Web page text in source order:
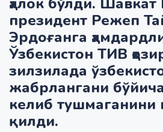
ҳалок бўлди.
президент Режеп
Эрдоғанга
Ўзбекистон ТИВ
зилзилада
жабрлангани
келиб тушмаганини
қилди.